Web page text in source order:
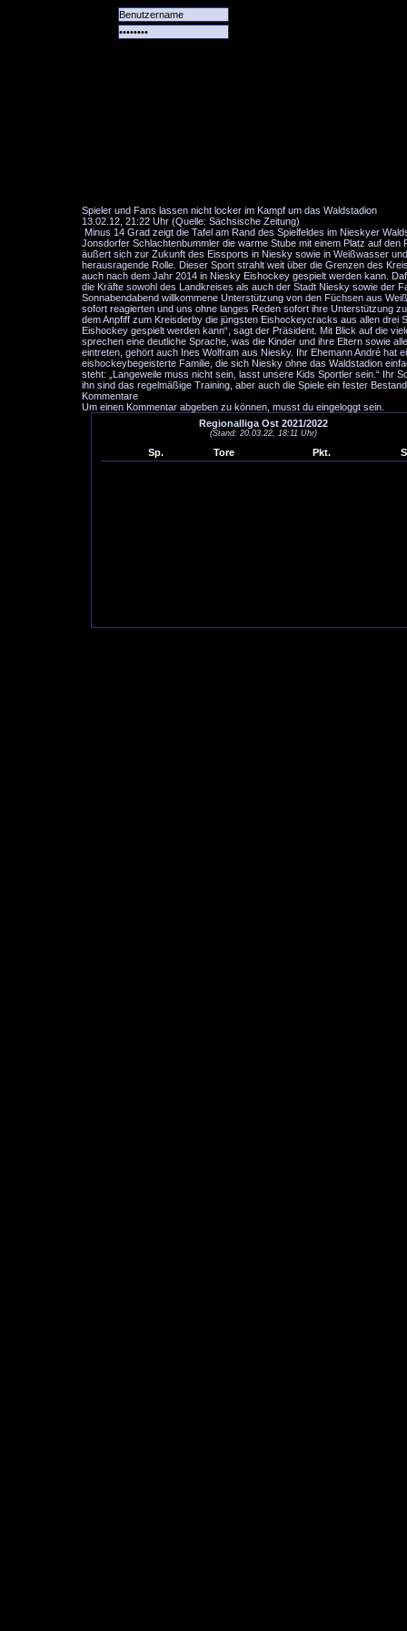
Spieler und Fans lassen nicht locker im Kampf um das Waldstadion
13.02.12, 21:22 Uhr (Quelle: Sächsische Zeitung)
Minus 14 Grad zeigt die Tafel am Rand des Spielfeldes im Nieskyer
Jonsdorfer Schlachtenbummler die warme Stube mit einem Platz auf
äußert sich zur Zukunft des Eissports in Niesky sowie in Weißwasser
herausragende Rolle. Dieser Sport strahlt weit über die Grenzen des
auch nach dem Jahr 2014 in Niesky Eishockey gespielt werden kann.
die Kräfte sowohl des Landkreises als auch der Stadt Niesky sowie der
Sonnabendabend willkommene Unterstützung von den Füchsen aus
sofort reagierten und uns ohne langes Reden sofort ihre Unterstützung
dem Anpfiff zum Kreisderby die jüngsten Eishockeycracks aus allen
Eishockey gespielt werden kann“, sagt der Präsident. Mit Blick auf die
sprechen eine deutliche Sprache, was die Kinder und ihre Eltern sowie
eintreten, gehört auch Ines Wolfram aus Niesky. Ihr Ehemann André hat
eishockeybegeisterte Familie, die sich Niesky ohne das Waldstadion
steht: „Langeweile muss nicht sein, lasst unsere Kids Sportler sein.“ Ihr
ihn sind das regelmäßige Training, aber auch die Spiele ein fester
Kommentare
Um einen Kommentar abgeben zu können, musst du eingeloggt sein.
Regionalliga Ost 2021/2022
(Stand: 20.03.22, 18:11 Uhr)
Sp. Tore Pkt.